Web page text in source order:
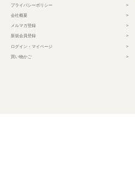
プライバシーポリシー
会社概要
メルマガ登録
新規会員登録
ログイン・マイページ
買い物かご